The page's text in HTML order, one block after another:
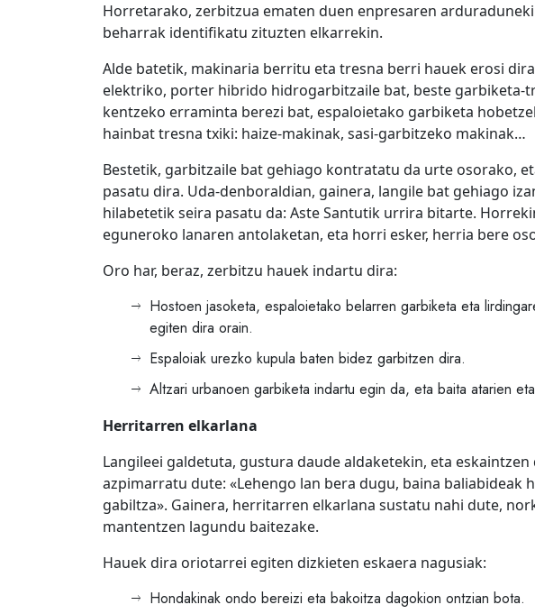
Horretarako, zerbitzua ematen duen enpresaren
beharrak identifikatu zituzten elkarrekin.
Alde batetik, makinaria berritu eta tresna berri hauek erosi
elektriko, porter hibrido hidrogarbitzaile bat, beste garbiketa-
kentzeko erraminta berezi bat, espaloietako garbiketa
hainbat tresna txiki: haize-makinak, sasi-garbitzeko makinak…
Bestetik, garbitzaile bat gehiago kontratatu da urte osorako,
pasatu dira. Uda-denboraldian, gainera, langile bat gehiago
hilabetetik seira pasatu da: Aste Santutik urrira bitarte.
eguneroko lanaren antolaketan, eta horri esker, herria bere
Oro har, beraz, zerbitzu hauek indartu dira:
Hostoen jasoketa, espaloietako belarren garbiketa eta
egiten dira orain.
Espaloiak urezko kupula baten bidez garbitzen dira.
Altzari urbanoen garbiketa indartu egin da, eta baita atarien
Herritarren elkarlana
Langileei galdetuta, gustura daude aldaketekin, eta
azpimarratu dute: «Lehengo lan bera dugu, baina baliabideak
gabiltza». Gainera, herritarren elkarlana sustatu nahi dute,
mantentzen lagundu baitezake.
Hauek dira oriotarrei egiten dizkieten eskaera nagusiak:
Hondakinak ondo bereizi eta bakoitza dagokion ontzian bota.